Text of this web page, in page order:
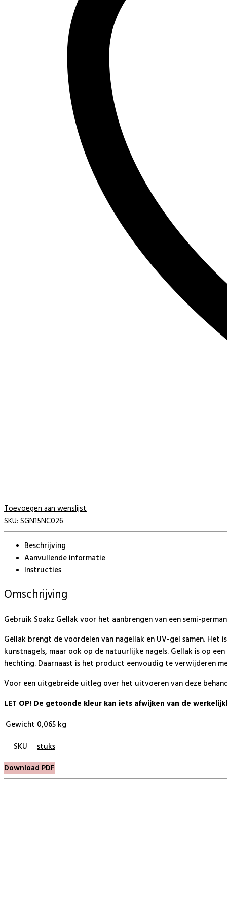
Toevoegen aan wenslijst
SKU: SGN15NC026
Beschrijving
Aanvullende informatie
Instructies
Omschrijving
Gebruik Soakz Gellak voor het aanbrengen van een semi-
Gellak brengt de voordelen van nagellak en UV-gel samen.
kunstnagels, maar ook op de natuurlijke nagels. Gellak is op
hechting. Daarnaast is het product eenvoudig te verwijderen
Voor een uitgebreide uitleg over het uitvoeren van deze
LET OP! De getoonde kleur kan iets afwijken van de
Gewicht 0,065 kg
SKU
stuks
Download PDF